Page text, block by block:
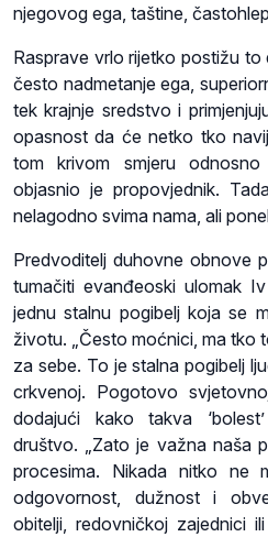
njegovog ega, taštine,
Rasprave vrlo rijetko postižu
često nadmetanje ega,
tek krajnje sredstvo i
opasnost da će netko tko
tom krivom smjeru
objasnio je propovjednik.
nelagodno svima nama, ali
Predvoditelj duhovne obnove
tumačiti evanđeoski ulomak
jednu stalnu pogibelj koja se
životu. „Često moćnici, ma tko
za sebe. To je stalna pogibelj
crkvenoj. Pogotovo
dodajući kako takva
društvo. „Zato je važna naša
procesima. Nikada nitko ne
odgovornost, dužnost i
obitelji, redovničkoj zajednici